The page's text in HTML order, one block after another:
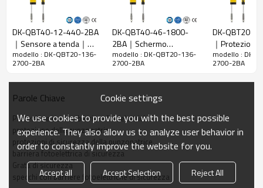
Raggio
d'azione
2700 mm
Taglia del
prodotto
15mm*30mm*L, L è la lunghezza dell'emettitore e
del ricevitore.
Distanza di
rilevamento
30-3000mm
risposta
≤15ms
Dati meccanici
Materiale
dell'alloggiamentoMetallo
DK-QBT40-12-440-2BA
｜Sensore a tenda｜
DADISICK
modello : DK-QBT20-136-
2700-2BA
DK-QBT40-46-1800-
2BA｜Schermo
luminoso di sicurezza｜
DADISICK
modello : DK-QBT20-136-
2700-2BA
DK-QBT20-
｜Protezioni
per macchine
modello : DK-
2700-2BA
Parole Chiave
Protezione tramite barriere fotoelettriche
protezione della punzonatrice
protezioni di sicurezza della punzonatrice
barriera fotoelettrica di sicurezza
Grata di sicurezza
specchi con barriere fotoelettriche di sicurezza
Cookie settings
We use cookies to provide you with the best possible
experience. They also allow us to analyze user behavior in
order to constantly improve the website for you.
Accept all Accept Selection Reject All